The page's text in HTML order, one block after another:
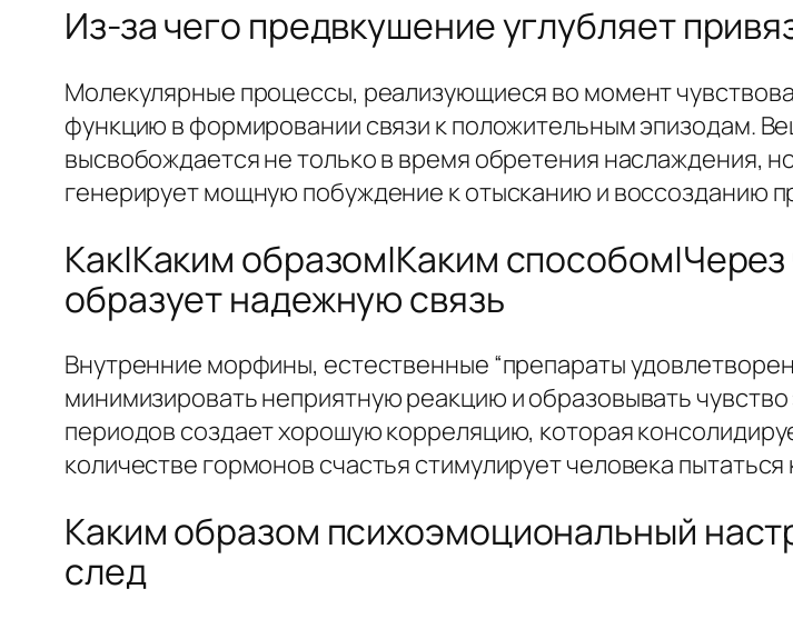
Из-за чего предвкушение углубляет
Молекулярные процессы, реализующиеся во момент
функцию в формировании связи к положительным эпизодам.
высвобождается не только в время обретения наслаждения,
генерирует мощную побуждение к отысканию и воссозданию
Как|Каким образом|Каким
образует надежную связь
Внутренние морфины, естественные “препараты
минимизировать неприятную реакцию и образовывать
периодов создает хорошую корреляцию, которая
количестве гормонов счастья стимулирует человека
Каким образом психоэмоциональный
след